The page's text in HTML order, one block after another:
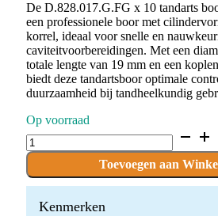
De D.828.017.G.FG x 10 tandarts
een professionele boor met
korrel, ideaal voor snelle en
caviteitvoorbereidingen. Met een
totale lengte van 19 mm en een
biedt deze tandartsboor optimale
duurzaamheid bij tandheelkundig
Op voorraad
D.828.017.G.FG
x
Boren
quantity
Toevoegen aan
Kenmerken